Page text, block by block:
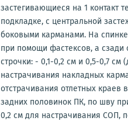
застегивающиеся на 1 контакт
подкладке, с центральной
боковыми карманами. На спинке
при помощи фастексов, а сзади
строчки: - 0,1-0,2 см и 0,5-0,7
настрачивания накладных
отстрачивания отлетных краев
задних половинок ПК, по шву
0,2 см для настрачивания СОП,